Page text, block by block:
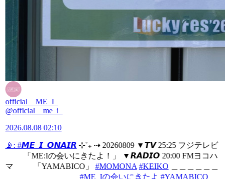
official__ME_I_
@official__me_i_
2026.08.08 02:10
📡:#𝙈𝙀_𝙄_𝙊𝙉𝘼𝙄𝙍 ⊹˚₊ ⇢ 20260809 ▼𝙏𝙑 25:25 フジテレビ
「ME:Iの会いにきたよ！」 ▼𝙍𝘼𝘿𝙄𝙊 20:00 FMヨコハ
マ 「YAMABICO」#MOMONA #KEIKO
＿＿＿＿＿＿＿＿＿#ME_Iの会いにきたよ #YAMABICO